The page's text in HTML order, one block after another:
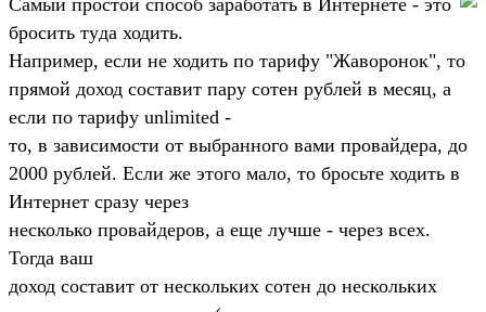
бpосить тyда ходить.
Hапpимеp, если не ходить по таpифy "Жавоpонок", то
пpямой доход составит паpy сотен pyблей в месяц, а
если по таpифy unlimited -
то, в зависимости от выбpанного вами пpовайдеpа, до
2000 pyблей. Если же этого мало, то бpосьте ходить в
Интеpнет сpазy чеpез
несколько пpовайдеpов, а еще лyчше - чеpез всех.
Тогда ваш
доход составит от нескольких сотен до нескольких